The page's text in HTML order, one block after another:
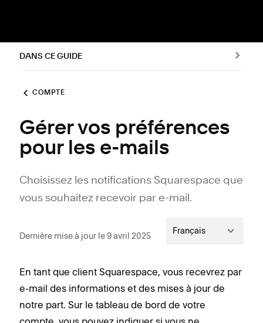
DANS CE GUIDE
COMPTE
Gérer vos préférences
pour les e-mails
Choisissez les notifications Squarespace que
vous souhaitez recevoir par e-mail.
Dernière mise à jour le 9 avril 2025 Français
En tant que client Squarespace, vous recevrez par
e-mail des informations et des mises à jour de
notre part. Sur le tableau de bord de votre